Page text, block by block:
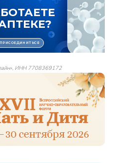
ИНН 7708369172